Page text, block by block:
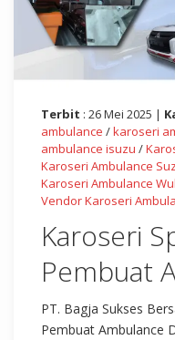
Terbit : 26 Mei 2025 |
ambulance /karoseri
ambulance isuzu /
Karoseri Ambulance
Karoseri Ambulance
Vendor Karoseri
Karoseri
Pembuat
PT. Bagja Sukses
Pembuat Ambulance